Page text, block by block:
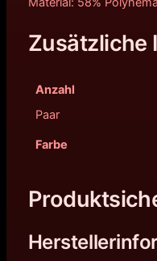
Zusätzliche
Anzahl
Paar
Farbe